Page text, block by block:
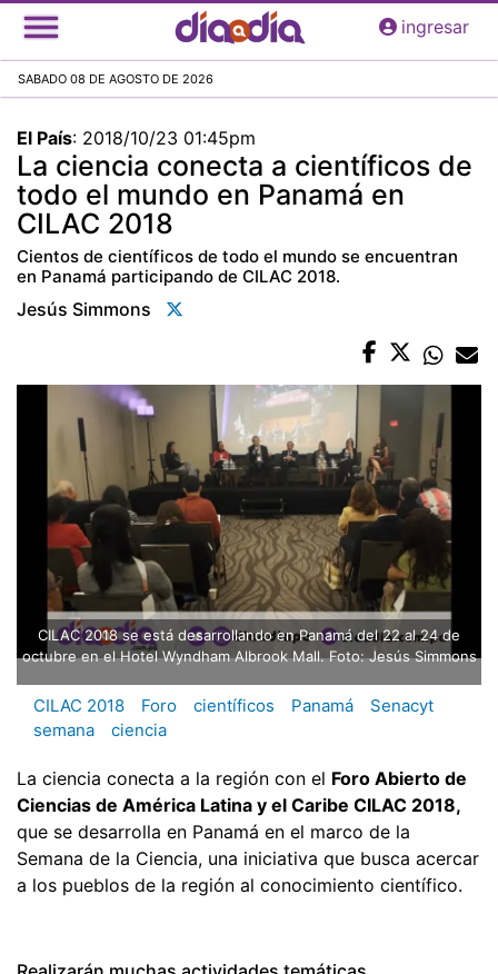
Pasar
al
principal
ingresar
SABADO 08 DE AGOSTO DE 2026
El País: 2018/10/23 01:45pm
La ciencia conecta a científicos de
todo el mundo en Panamá en
CILAC 2018
Cientos de científicos de todo el mundo se encuentran
en Panamá participando de CILAC 2018.
Jesús Simmons
CILAC 2018 se está desarrollando en Panamá del 22 al 24 de
octubre en el Hotel Wyndham Albrook Mall. Foto: Jesús Simmons
CILAC 2018 Foro científicos Panamá
Senacyt
semana
ciencia
La ciencia conecta a la región con el Foro Abierto de
Ciencias de América Latina y el Caribe CILAC 2018,
que se desarrolla en Panamá en el marco de la
Semana de la Ciencia, una iniciativa que busca acercar
a los pueblos de la región al conocimiento científico.